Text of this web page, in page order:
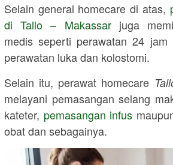
Selain general homecare di atas,
diTallo – Makassarjuga
medis seperti perawatan 24
perawatan luka dan kolostomi.
Selain itu, perawat homecare
melayani pemasangan selang
kateter, pemasangan infus
obat dan sebagainya.